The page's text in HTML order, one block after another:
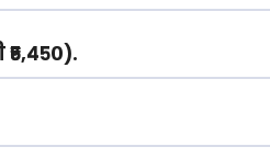
₹५,४५०).